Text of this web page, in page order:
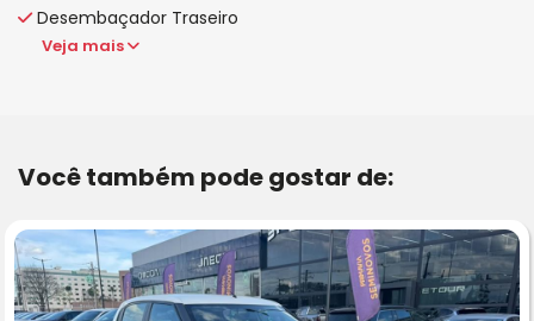
Desembaçador Traseiro
Veja mais
Você também pode gostar de: